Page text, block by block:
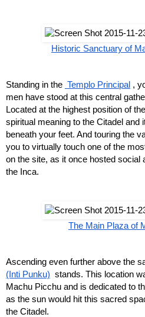
Historic Sanctuary of
Standing in the Templo Principal ,
men have stood at this central
Located at the highest position of
spiritual meaning to the Citadel and
beneath your feet. And touring the
you to virtually touch one of the
on the site, as it once hosted social
the Inca.
The Main Plaza of
Ascending even further above the
(Inti Punku) stands. This location
Machu Picchu and is dedicated to
as the sun would hit this sacred
the Citadel.